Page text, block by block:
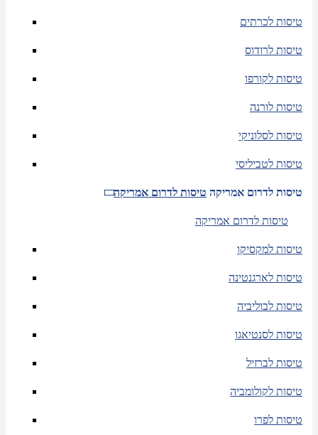
טיסות לכרתים
טיסות לרודוס
טיסות לקורפו
טיסות לורנה
טיסות לסלוניקי
טיסות לטביליסי
טיסות לדרום אמריקה טיסות לדרום אמריקה
טיסות לדרום אמריקה
טיסות למקסיקו
טיסות לארגנטינה
טיסות לבוליביה
טיסות לסנטיאגו
טיסות לברזיל
טיסות לקולומביה
טיסות לפרו